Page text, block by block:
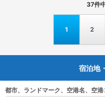
37件
1 2
宿泊地
都市、ランドマーク、空港名、空港